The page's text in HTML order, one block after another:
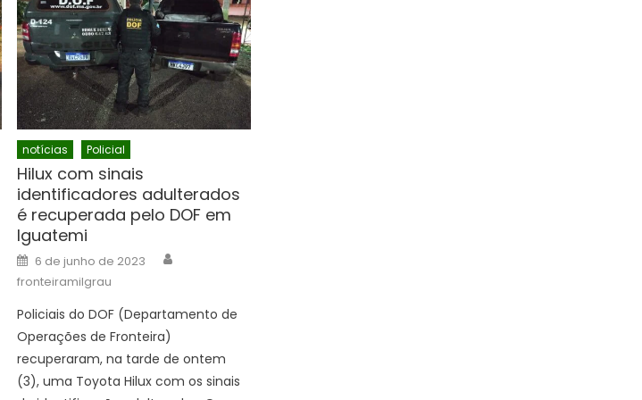
notícias Policial
Hilux com sinais
identificadores adulterados
é recuperada pelo DOF em
Iguatemi
Posted
on
6 de junho de 2023
fronteiramilgrau
Policiais do DOF (Departamento de
Operações de Fronteira)
recuperaram, na tarde de ontem
(3), uma Toyota Hilux com os sinais